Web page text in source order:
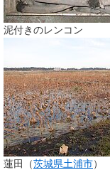
泥付きのレンコン
蓮田（茨城県土浦市）